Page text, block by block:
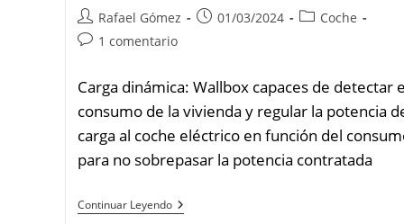
Autor
de
Rafael Gómez
Publicación
01/03/2024
Categoría
Coche
Comentarios
la
entrada:
1 comentario
Carga dinámica: Wallbox capaces de detectar
consumo de la vivienda y regular la potencia
carga al coche eléctrico en función del
para no sobrepasar la potencia contratada
Continuar LeyendoCarga
Dinámica: